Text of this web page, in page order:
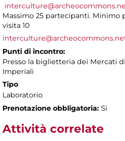
Massimo 25 partecipanti.
visita 10
Punti di incontro:
Presso la biglietteria dei Mercati
Imperiali
Tipo
Laboratorio
Prenotazione obbligatoria: Sì
Attività correlate